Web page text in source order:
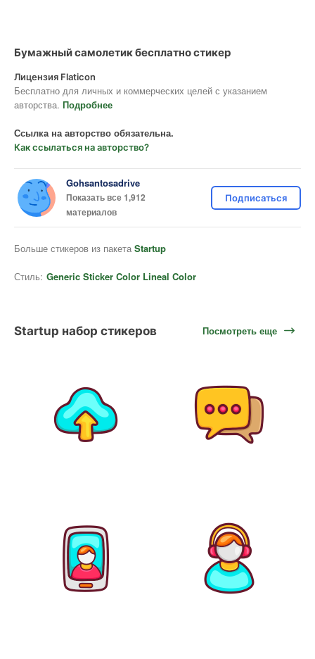
Бумажный самолетик бесплатно стикер
Лицензия Flaticon
Бесплатно для личных и коммерческих целей с указанием
авторства. Подробнее
Ссылка на авторство обязательна.
Как ссылаться на авторство?
Gohsantosadrive
Показать все 1,912
материалов
Подписаться
Больше стикеров из пакета Startup
Стиль: Generic Sticker Color Lineal Color
Startup набор стикеров Посмотреть еще